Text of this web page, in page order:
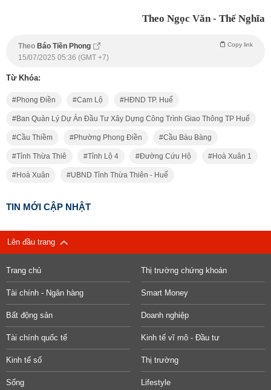
Theo Ngọc Văn - Thế Nghĩa
Theo Báo Tiền Phong Copy link
15/07/2025 05:36 (GMT +7)
Từ Khóa:
Phong Điền Cam Lộ HĐND TP. Huế
Ban Quản Lý Dự Án Đầu Tư Xây Dựng Công Trình Giao Thông TP Huế
Cầu Thiềm Phường Phong Điền Cầu Bàu Bàng
Tỉnh Thừa Thiê Tỉnh Lộ 4 Đường Cứu Hộ Hoà Xuân 1
Hoà Xuân UBND Tỉnh Thừa Thiên - Huế
TIN MỚI CẬP NHẬT
Lên đầu trang
Trang chủ Thị trường chứng khoán
Tài chính - Ngân hàng Smart Money
Bất động sản Doanh nghiệp
Tài chính quốc tế Kinh tế vĩ mô - Đầu tư
Kinh tế số Thị trường
Sống Lifestyle